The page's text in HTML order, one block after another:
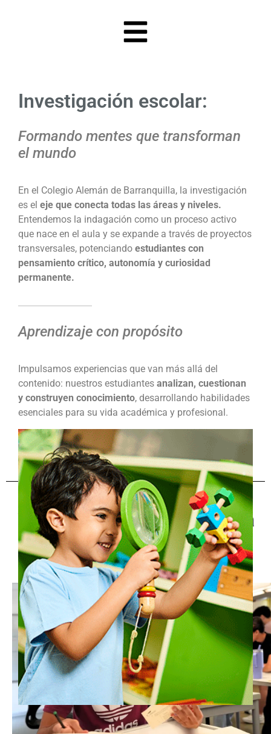
Investigación escolar:
Formando mentes que transforman
el mundo
En el Colegio Alemán de Barranquilla, la investigación
es el eje que conecta todas las áreas y niveles.
Entendemos la indagación como un proceso activo
que nace en el aula y se expande a través de proyectos
transversales, potenciando estudiantes con
pensamiento crítico, autonomía y curiosidad
permanente.
Aprendizaje con propósito
Impulsamos experiencias que van más allá del
contenido: nuestros estudiantes analizan, cuestionan
y construyen conocimiento, desarrollando habilidades
esenciales para su vida académica y profesional.
Así impulsamos la
investigación de excelencia